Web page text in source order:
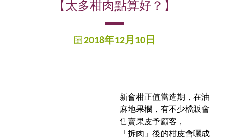
【太多柑肉點算好？】
2018年12月10日
新會柑正值當造期，在油
麻地果欄，有不少檔販會
售賣果皮予顧客，
「拆肉」後的柑皮會曬成